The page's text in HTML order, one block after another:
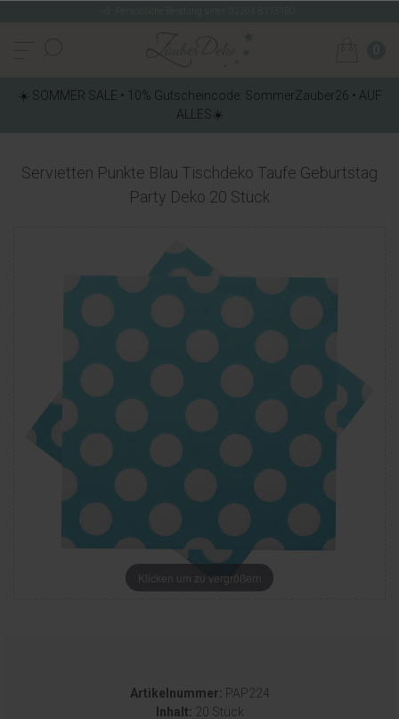
☀️ SOMMER SALE • 10% Gutscheincode: SommerZauber26 • AUF
ALLES☀️
Servietten Punkte Blau Tischdeko Taufe Geburtstag
Party Deko 20 Stück
Klicken um zu vergrößern
Artikelnummer: PAP224
Inhalt: 20 Stück